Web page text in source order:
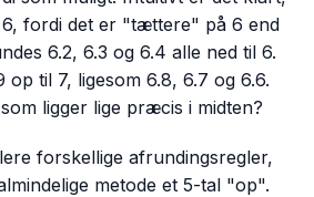
6, fordi det er "tættere" på 6 end
6.2, 6.3 og 6.4 alle ned til 6.
op til 7, ligesom 6.8, 6.7 og 6.6.
ligger lige præcis i midten?
forskellige afrundingsregler,
metode et 5-tal "op".